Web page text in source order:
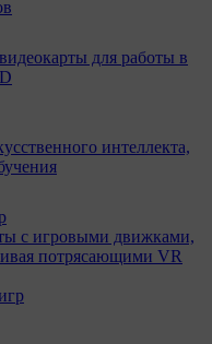
для работы в
интеллекта,
с игровыми движками,
потрясающими VR